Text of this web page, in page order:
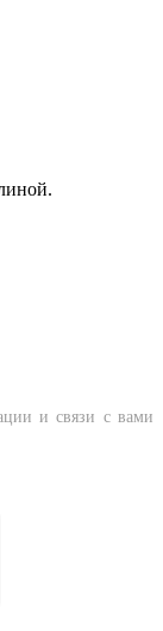
и связи с вами